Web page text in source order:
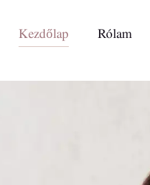
Kezdőlap Rólam